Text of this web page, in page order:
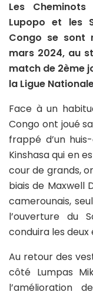
Les
Lupopo et les
Congo se sont
mars 2024, au
match de 2ème
la Ligue
Face à un
Congo ont joué
frappé d’un
Kinshasa qui en
cour de grands,
biais de Maxwell
camerounais,
l’ouverture du
conduira les deux
Au retour des
côté Lumpas
l’amélioration